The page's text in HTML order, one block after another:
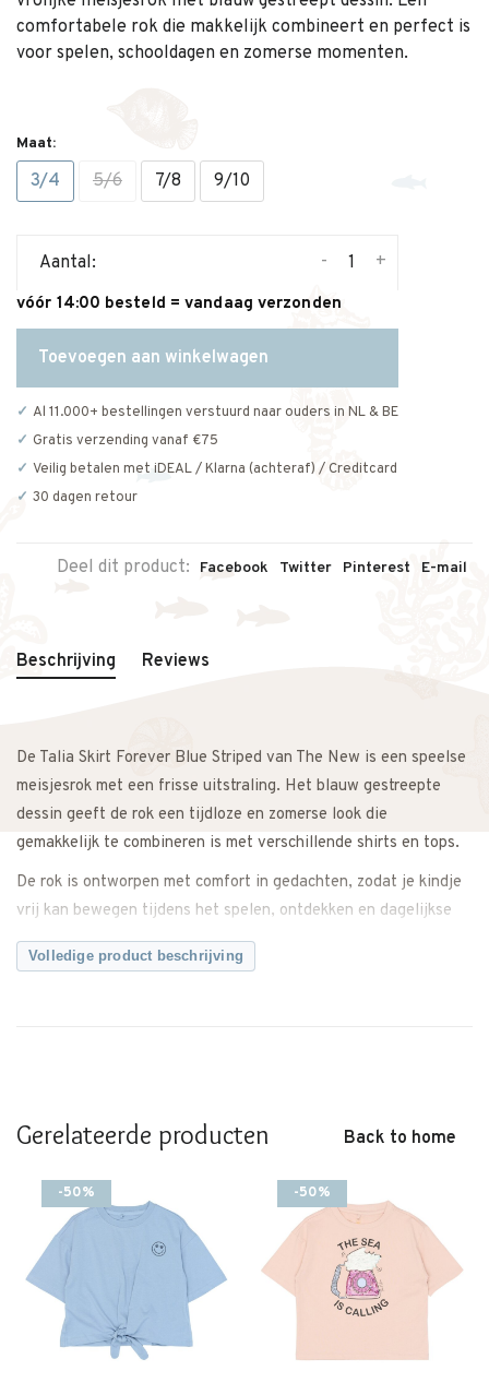
comfortabele rok die makkelijk combineert en perfect is
voor spelen, schooldagen en zomerse momenten.
Maat:
3/4 5/6 7/8 9/10
Aantal: +
-
vóór 14:00 besteld = vandaag verzonden
Toevoegen aan winkelwagen
Al 11.000+ bestellingen verstuurd naar ouders in NL & BE
Gratis verzending vanaf €75
Veilig betalen met iDEAL / Klarna (achteraf) / Creditcard
30 dagen retour
Deel dit product: Facebook Twitter Pinterest E-mail
Beschrijving Reviews
De Talia Skirt Forever Blue Striped van The New is een speelse
meisjesrok met een frisse uitstraling. Het blauw gestreepte
dessin geeft de rok een tijdloze en zomerse look die
gemakkelijk te combineren is met verschillende shirts en tops.
De rok is ontworpen met comfort in gedachten, zodat je kindje
vrij kan bewegen tijdens het spelen, ontdekken en dagelijkse
avonturen. Dankzij de fijne pasvorm zit de rok prettig
gedurende de hele dag.
eenvoudig te combineren valt.
adviseren je graag.
Kenmerken
• Meisjesrok van The New
• Model: Talia Skirt
• Kleur: Forever Blue Striped (blauw gestreept)
• Comfortabele pasvorm
Volledige product beschrijving
Gerelateerde producten Back to home
-50% -50%